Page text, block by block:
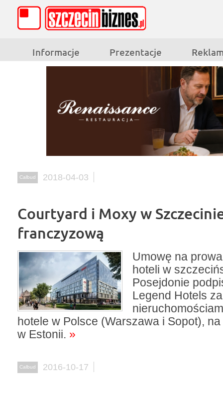
Informacje Prezentacje
Calbud 2018-04-03
Courtyard i Moxy w
franczyzową
Umowę na
hoteli w
Posejdonie
Legend Hotels
hotele w Polsce (Warszawa i Sopot),
w Estonii. »
Calbud 2016-10-17